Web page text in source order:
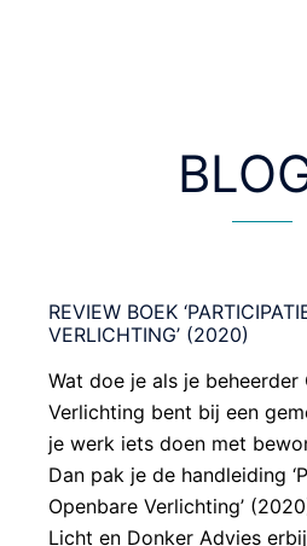
REVIEW BOEK
VERLICHTING’ (2020)
Wat doe je als je beheerder
Verlichting bent bij een
je werk iets doen met
Dan pak je de handleiding
Openbare Verlichting’
Licht en Donker Advies